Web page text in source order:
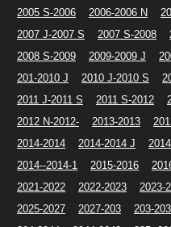
2005 S-2006
2006-2006 N
2007 J-2007 S
2007 S-2008
2008 S-2009
2009-2009 J
201-2010 J
2010 J-2010 S
2011 J-2011 S
2011 S-2012
2012 N-2012-
2013-2013
2014-2014
2014-2014 J
2014--2014-1
2015-2016
2021-2022
2022-2023 2023-
2025-2027
2027-203 203-